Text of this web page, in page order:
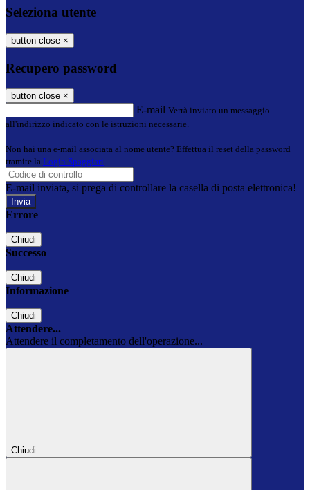
Seleziona utente
button close ×
Recupero password
button close ×
E-mail Verrà inviato un messaggio
all'indirizzo indicato con le istruzioni necessarie.
Non hai una e-mail associata al nome utente? Effettua il reset della password
tramite la Login Spaggiari
E-mail inviata, si prega di controllare la casella di posta elettronica!
Errore
Chiudi
Successo
Chiudi
Informazione
Chiudi
Attendere...
Attendere il completamento dell'operazione...
Chiudi